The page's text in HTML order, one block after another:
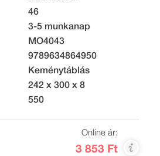
46
3-5 munkanap
MO4043
9789634864950
Keménytáblás
242 x 300 x 8
550
Online ár:
3 853 Ft